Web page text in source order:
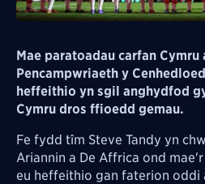
Mae paratoadau carfan Cymru
Pencampwriaeth y
heffeithio yn sgil anghydfod
Cymru dros ffioedd gemau.
Fe fydd tîm Steve Tandy yn
Ariannin a De Affrica ond
eu heffeithio gan faterion oddi